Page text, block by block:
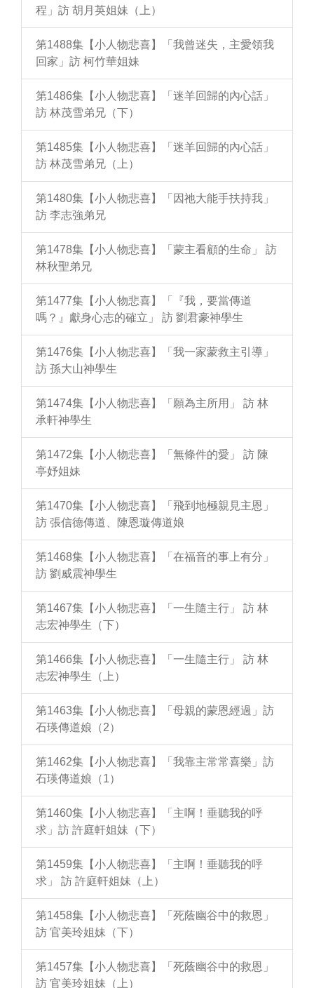
程」訪 胡月英姐妹（上）
第1488集【小人物悲喜】「我曾迷失，主愛領我
回家」訪 柯竹華姐妹
第1486集【小人物悲喜】「迷羊回歸的內心話」
訪 林茂雪弟兄（下）
第1485集【小人物悲喜】「迷羊回歸的內心話」
訪 林茂雪弟兄（上）
第1480集【小人物悲喜】「因祂大能手扶持我」
訪 李志強弟兄
第1478集【小人物悲喜】「蒙主看顧的生命」 訪
林秋聖弟兄
第1477集【小人物悲喜】「『我，要當傳道
嗎？』獻身心志的確立」 訪 劉君豪神學生
第1476集【小人物悲喜】「我一家蒙救主引導」
訪 孫大山神學生
第1474集【小人物悲喜】「願為主所用」 訪 林
承軒神學生
第1472集【小人物悲喜】「無條件的愛」 訪 陳
亭妤姐妹
第1470集【小人物悲喜】「飛到地極親見主恩」
訪 張信德傳道、陳恩璇傳道娘
第1468集【小人物悲喜】「在福音的事上有分」
訪 劉威震神學生
第1467集【小人物悲喜】「一生隨主行」 訪 林
志宏神學生（下）
第1466集【小人物悲喜】「一生隨主行」 訪 林
志宏神學生（上）
第1463集【小人物悲喜】「母親的蒙恩經過」訪
石瑛傳道娘（2）
第1462集【小人物悲喜】「我靠主常常喜樂」訪
石瑛傳道娘（1）
第1460集【小人物悲喜】「主啊！垂聽我的呼
求」訪 許庭軒姐妹（下）
第1459集【小人物悲喜】「主啊！垂聽我的呼
求」 訪 許庭軒姐妹（上）
第1458集【小人物悲喜】「死蔭幽谷中的救恩」
訪 官美玲姐妹（下）
第1457集【小人物悲喜】「死蔭幽谷中的救恩」
訪 官美玲姐妹（上）